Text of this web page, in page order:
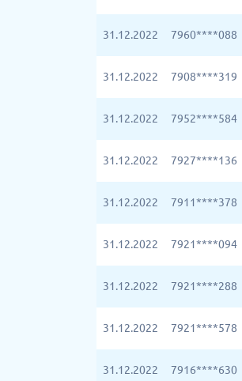
31.12.2022 7960****088
31.12.2022 7908****319
31.12.2022 7952****584
31.12.2022 7927****136
31.12.2022 7911****378
31.12.2022 7921****094
31.12.2022 7921****288
31.12.2022 7921****578
31.12.2022 7916****630